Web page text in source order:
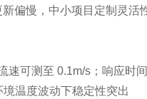
偏慢，中小项目定制灵活
速可测至 0.1m/s；响应时
境温度波动下稳定性突出